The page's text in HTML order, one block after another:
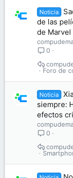
Noticia
de las
de Marvel
0
Foro de
Noticia
siempre:
efectos
0